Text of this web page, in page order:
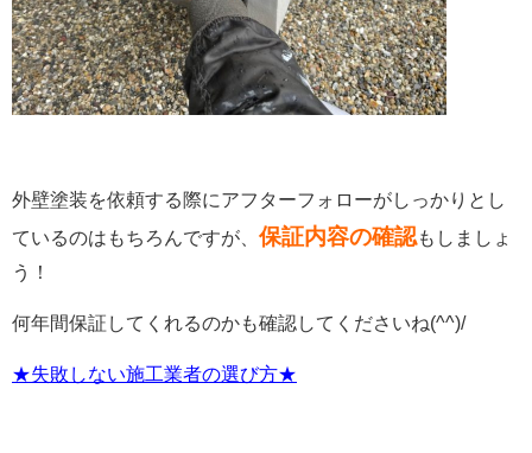
外壁塗装を依頼する際にアフターフォローがしっかりとし
ているのはもちろんですが、 保証内容の確認もしましょ
う！
何年間保証してくれるのかも確認してくださいね(^^)/
★失敗しない施工業者の選び方★